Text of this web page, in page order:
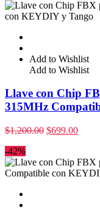
Add to Wishlist
Add to Wishlist
Llave con Chip
315MHz
$1,200.00 $699.00
-42%